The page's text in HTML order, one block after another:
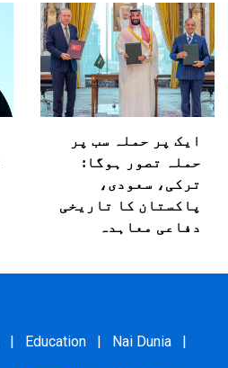
ایک پر حملہ سب پر
حملہ تصور ہوگا:
ترکی، سعودی،
پاکستان کا تاریخی
دفاعی معاہدہ
Education Nai Dunia